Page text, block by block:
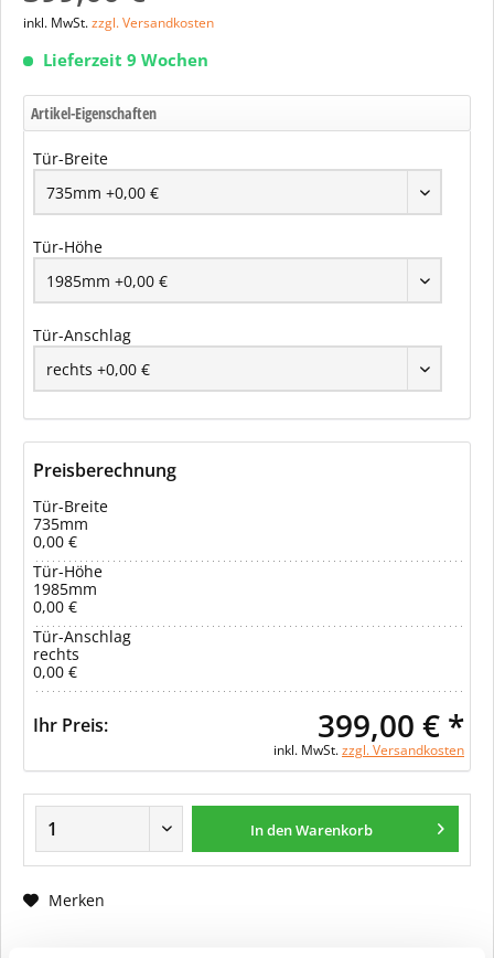
inkl. MwSt.zzgl. Versandkosten
Lieferzeit 9 Wochen
Artikel-Eigenschaften
Tür-Breite
Tür-Höhe
Tür-Anschlag
Preisberechnung
Tür-Breite
735mm
0,00 €
Tür-Höhe
1985mm
0,00 €
Tür-Anschlag
rechts
0,00 €
Ihr Preis: 399,00 € *
inkl. MwSt.zzgl. Versandkosten
In den Warenkorb
Merken